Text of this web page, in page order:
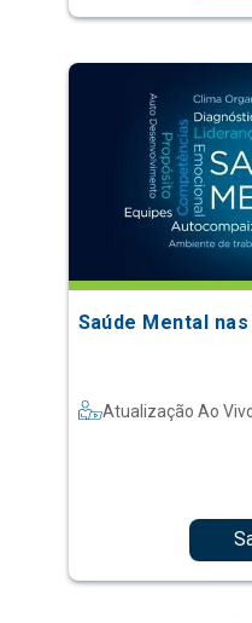
Saúde Mental
Atualização Ao